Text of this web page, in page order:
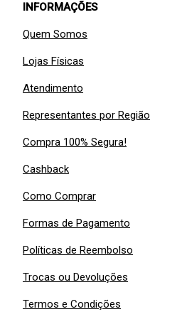
INFORMAÇÕES
Quem Somos
Lojas Físicas
Atendimento
Representantes por Região
Compra 100% Segura!
Cashback
Como Comprar
Formas de Pagamento
Políticas de Reembolso
Trocas ou Devoluções
Termos e Condições